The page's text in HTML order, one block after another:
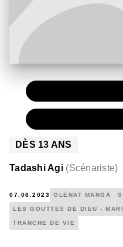
DÈS 13 ANS
Tadashi Agi (Scénariste)
07.06.2023 GLÉNAT MANGA
LES GOUTTES DE DIEU -
TRANCHE DE VIE